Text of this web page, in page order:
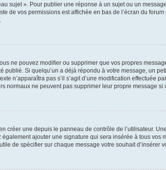
sujet ». Pour publier une réponse à un sujet ou un
de vos permissions est affichée en bas de l’écran du
ne pouvez modifier ou supprimer que vos propres
Si quelqu’un a déjà répondu à votre message, un
n’apparaîtra pas s’il s’agit d’une modification effectuée
normaux ne peuvent pas supprimer leur propre message si
créer une depuis le panneau de contrôle de l’utilisateur.
ajouter une signature qui sera insérée à tous
de spécifier sur chaque message votre souhait d’insérer